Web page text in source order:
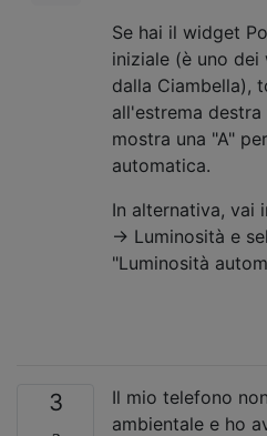
Se hai il widget
iniziale (è uno
dalla Ciambella),
all'estrema
mostra una "A"
automatica.
In alternativa, vai
-> Luminosità e
"Luminosità
3
Il mio telefono
ambientale e ho